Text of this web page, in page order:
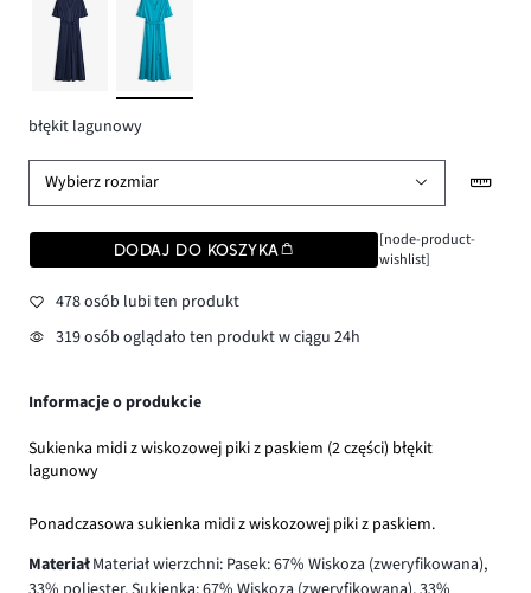
błękit lagunowy
Wybierz rozmiar
DODAJ DO KOSZYKA
[node-product-
wishlist]
478 osób lubi ten produkt
319 osób oglądało ten produkt w ciągu 24h
Informacje o produkcie
Sukienka midi z wiskozowej piki z paskiem (2 części) błękit
lagunowy
Ponadczasowa sukienka midi z wiskozowej piki z paskiem.
MateriałMateriał wierzchni: Pasek: 67% Wiskoza (zweryfikowana),